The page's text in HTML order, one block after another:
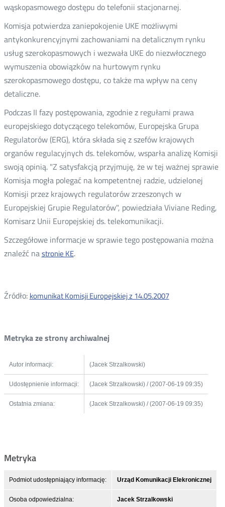
wąskopasmowego dostępu do telefonii stacjonarnej.
Komisja potwierdza zaniepokojenie UKE możliwymi
antykonkurencyjnymi zachowaniami na detalicznym rynku
usług szerokopasmowych i wezwała UKE do niezwłocznego
wymuszenia obowiązków na hurtowym rynku
szerokopasmowego dostępu, co także ma wpływ na ceny
detaliczne.
Podczas II fazy postępowania, zgodnie z regułami prawa
europejskiego dotyczącego telekomów, Europejska Grupa
Regulatorów (ERG), która składa się z szefów krajowych
organów regulacyjnych ds. telekomów, wsparła analizę Komisji
swoją opinią. "Z satysfakcją przyjmuję, że w tej ważnej sprawie
Komisja mogła polegać na kompetentnej radzie, udzielonej
Komisji przez krajowych regulatorów zrzeszonych w
Europejskiej Grupie Regulatorów", powiedziała Viviane Reding,
Komisarz Unii Europejskiej ds. telekomunikacji.
Szczegółowe informacje w sprawie tego postępowania można
znaleźć nastronie KE.
Źródło: komunikat Komisji Europejskiej z 14.05.2007
Metryka ze strony archiwalnej
Autor informacji: (Jacek Strzalkowski)
Udostępnienie informacji: (Jacek Strzalkowski) / (2007-06-19 09:35)
Ostatnia zmiana: (Jacek Strzalkowski) / (2007-06-19 09:35)
Metryka
Podmiot udostępniający informację: Urząd Komunikacji Elekronicznej
Osoba odpowiedzialna: Jacek Strzalkowski